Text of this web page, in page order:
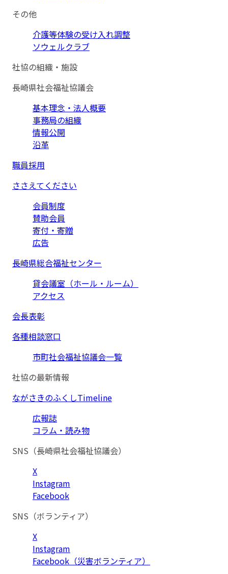
その他
介護等体験の受け入れ調整
ソウェルクラブ
社協の組織・施設
長崎県社会福祉協議会
基本理念・法人概要
事務局の組織
情報公開
沿革
職員採用
ささえてください
会員制度
賛助会員
寄付・寄贈
広告
長崎県総合福祉センター
貸会議室（ホール・ルーム）
アクセス
会長表彰
各種相談窓口
市町社会福祉協議会一覧
社協の最新情報
ながさきのふくしTimeline
広報誌
コラム・読み物
SNS（長崎県社会福祉協議会）
X
Instagram
Facebook
SNS（ボランティア）
X
Instagram
Facebook（災害ボランティア）